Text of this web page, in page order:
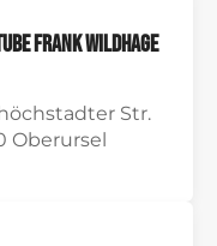
Frank Wildhage
Str.
Oberursel